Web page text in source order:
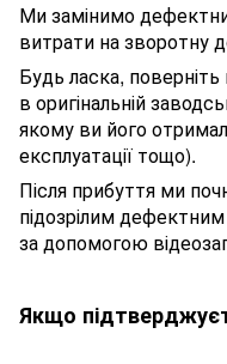
Ми замінимо
витрати на зворотну
Будь ласка,
в оригінальній
якому ви його
експлуатації тощо).
Після прибуття ми
підозрілим
за допомогою
Якщо